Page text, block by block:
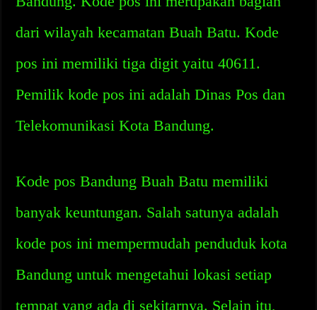
dari wilayah kecamatan Buah Batu. Kode
pos ini memiliki tiga digit yaitu 40611.
Pemilik kode pos ini adalah Dinas Pos dan
Telekomunikasi Kota Bandung.
Kode pos Bandung Buah Batu memiliki
banyak keuntungan. Salah satunya adalah
kode pos ini mempermudah penduduk kota
Bandung untuk mengetahui lokasi setiap
tempat yang ada di sekitarnya. Selain itu,